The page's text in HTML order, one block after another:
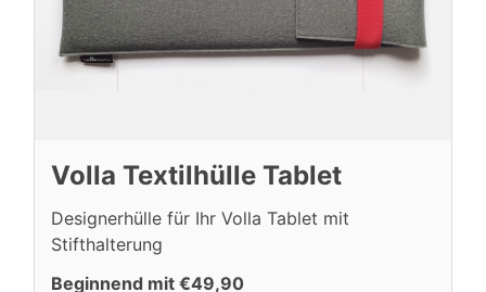
Volla Textilhülle Tablet
Designerhülle für Ihr Volla Tablet mit
Stifthalterung
Beginnend mit €49,90